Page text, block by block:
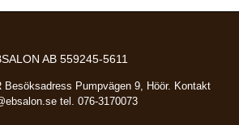
AB 559245-5611
Besöksadress Pumpvägen 9, Höör. Kontakt
tel. 076-3170073